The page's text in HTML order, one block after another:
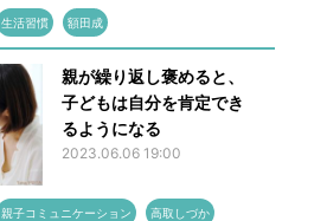
生活習慣 額田成
親が繰り返し褒めると、
子どもは自分を肯定でき
るようになる
2023.06.06 19:00
親子コミュニケーション 高取しづか